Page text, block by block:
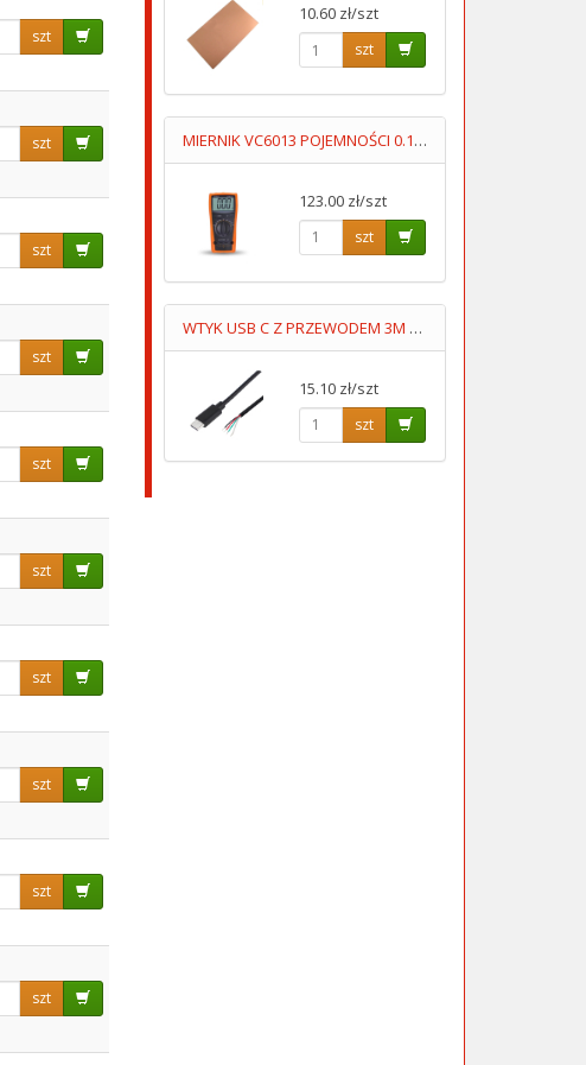
szt
szt
szt
szt
szt
szt
szt
szt
szt
szt
10.60 zł/szt
szt
MIERNIK VC6013 POJEMNOŚCI 0.1pF-20mF
123.00 zł/szt
szt
WTYK USB C Z PRZEWODEM 3M 4STYKOWY
15.10 zł/szt
szt